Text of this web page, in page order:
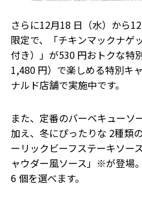
さらに12月18 日（水）から
限定で、「チキンマックナゲ
付き）」が530 円おトクな特
1,480 円）で楽しめる特別キ
ナルド店舗で実施中です。
また、定番のバーベキューソ
加え、冬にぴったりな 2種類
ーリックビーフステーキソー
ャウダー風ソース」※が登場
6 個を選べます。